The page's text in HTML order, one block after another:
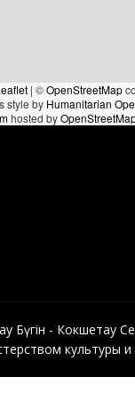
| ©OpenStreetMap
style by Humanitarian
hosted by
Бүгін - Кокшетау
культуры